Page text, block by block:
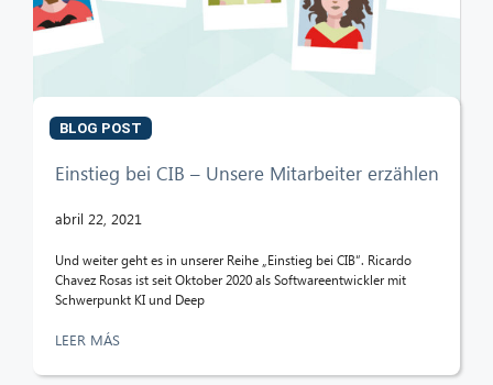
BLOG POST
Einstieg bei CIB – Unsere Mitarbeiter erzählen
abril 22, 2021
Und weiter geht es in unserer Reihe „Einstieg bei CIB“. Ricardo
Chavez Rosas ist seit Oktober 2020 als Softwareentwickler mit
Schwerpunkt KI und Deep
LEER MÁS